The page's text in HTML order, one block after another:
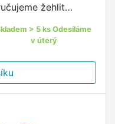
žehlit
> 5 ks Odesíláme
v úterý